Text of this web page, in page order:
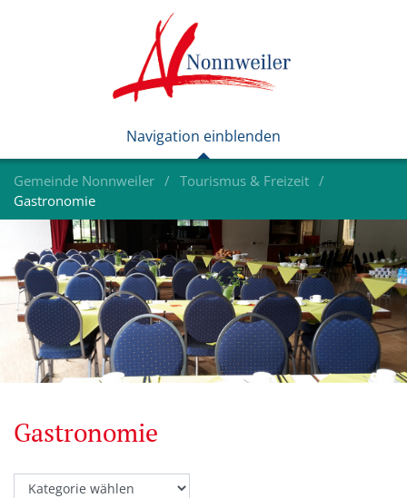
Gemeinde Nonnweiler
Tourismus & Freizeit
Gastronomie
Gastronomie